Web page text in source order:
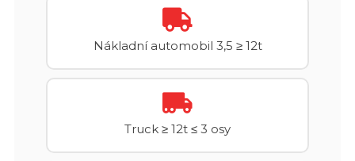
Nákladní automobil 3,5 ≥ 12t
Truck ≥ 12t ≤ 3 osy